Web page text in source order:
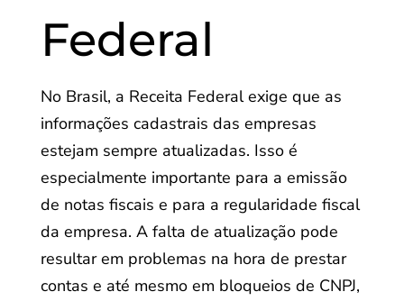
Federal
No Brasil, a Receita Federal exige que as
informações cadastrais das empresas
estejam sempre atualizadas. Isso é
especialmente importante para a emissão
de notas fiscais e para a regularidade fiscal
da empresa. A falta de atualização pode
resultar em problemas na hora de prestar
contas e até mesmo em bloqueios de CNPJ,